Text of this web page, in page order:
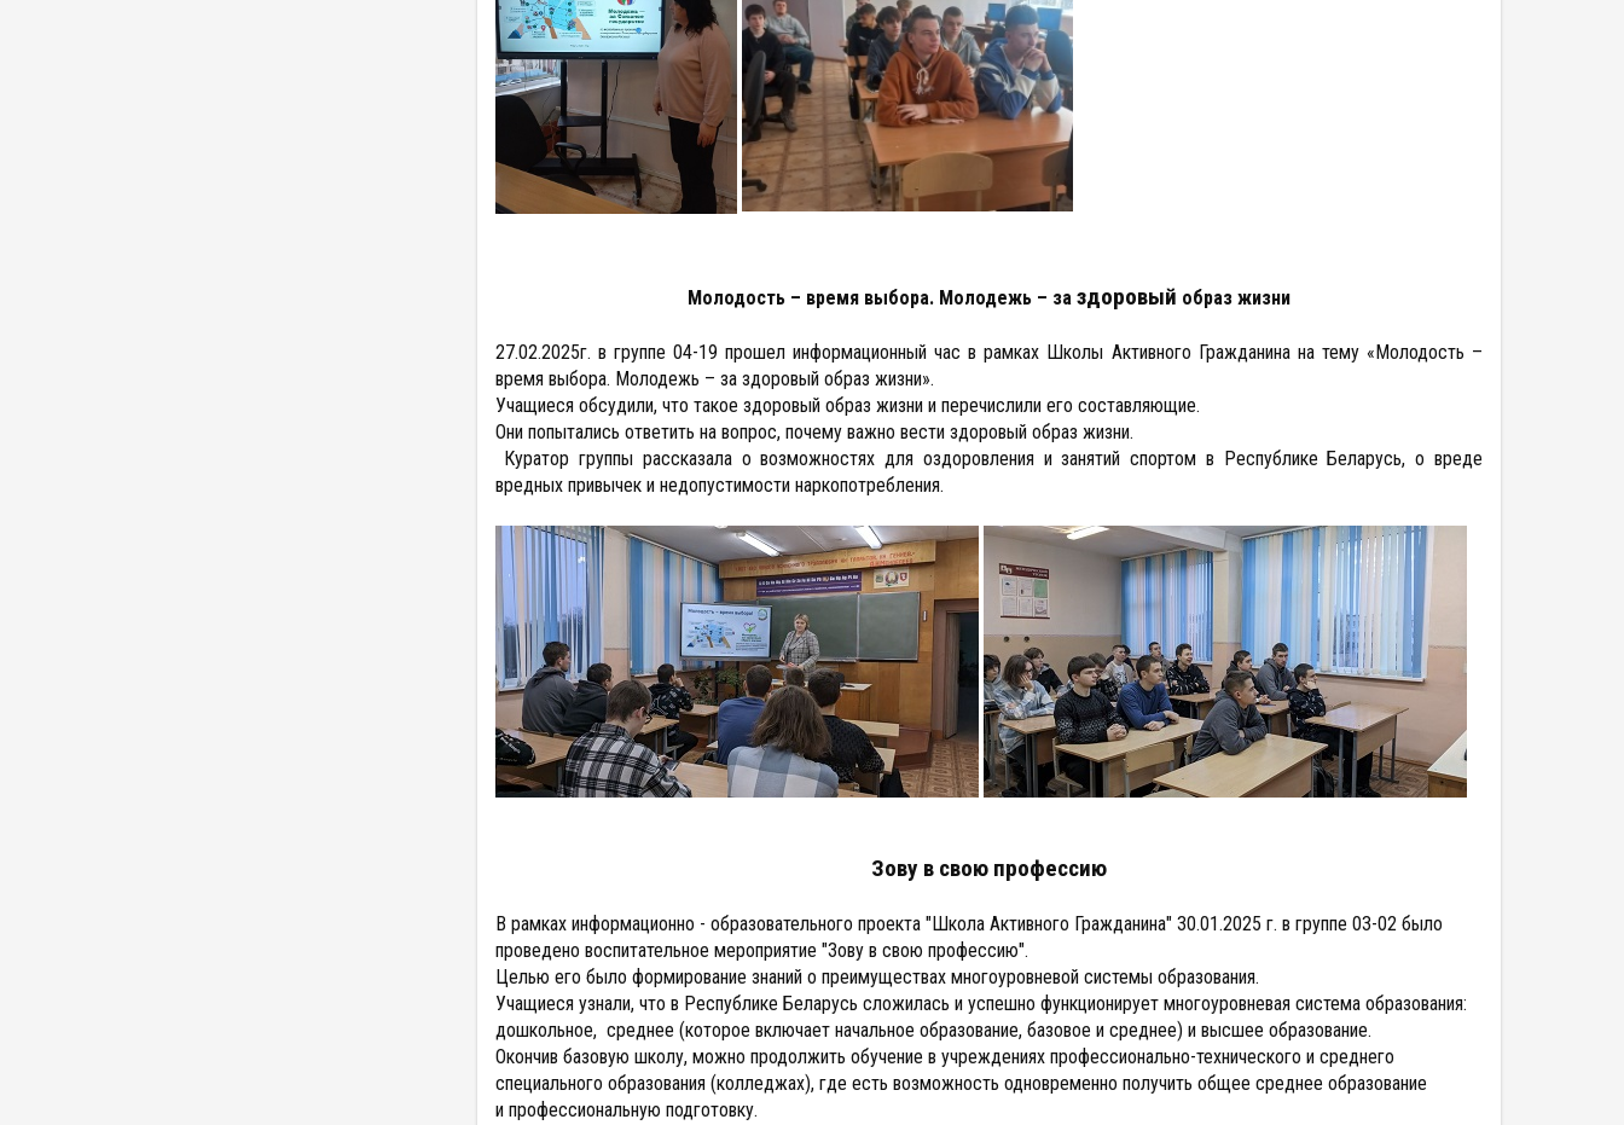
Молодость – время выбора. Молодежь – за здоровый образ жизни
27.02.2025г. в группе 04-19 прошел информационный час в рамках Школы Активного Гражданина на тему «Молодость –
время выбора. Молодежь – за здоровый образ жизни».
Учащиеся обсудили, что такое здоровый образ жизни и перечислили его составляющие.
Они попытались ответить на вопрос, почему важно вести здоровый образ жизни.
Куратор группы рассказала о возможностях для оздоровления и занятий спортом в Республике Беларусь, о вреде
вредных привычек и недопустимости наркопотребления.
Зову в свою профессию
В рамках информационно - образовательного проекта "Школа Активного Гражданина" 30.01.2025 г. в группе 03-02 было
проведено воспитательное мероприятие "Зову в свою профессию".
Целью его было формирование знаний о преимуществах многоуровневой системы образования.
Учащиеся узнали, что в Республике Беларусь сложилась и успешно функционирует многоуровневая система образования:
дошкольное, среднее (которое включает начальное образование, базовое и среднее) и высшее образование.
Окончив базовую школу, можно продолжить обучение в учреждениях профессионально-технического и среднего
специального образования (колледжах), где есть возможность одновременно получить общее среднее образование
и профессиональную подготовку.